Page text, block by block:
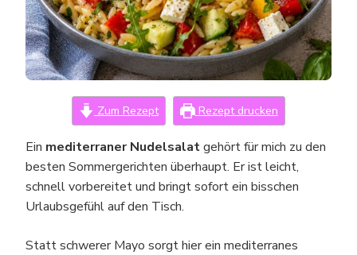
Zum Rezept Rezept drucken
Ein mediterraner Nudelsalatgehört für mich zu den
besten Sommergerichten überhaupt. Er ist leicht,
schnell vorbereitet und bringt sofort ein bisschen
Urlaubsgefühl auf den Tisch.
Statt schwerer Mayo sorgt hier ein mediterranes